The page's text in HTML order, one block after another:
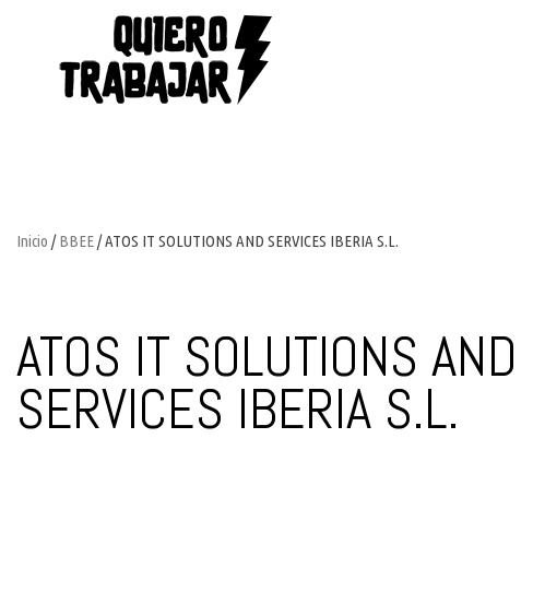
Inicio /BBEE/ ATOS IT SOLUTIONS AND SERVICES IBERIA S.L.
ATOS IT SOLUTIONS AND
SERVICES IBERIA S.L.